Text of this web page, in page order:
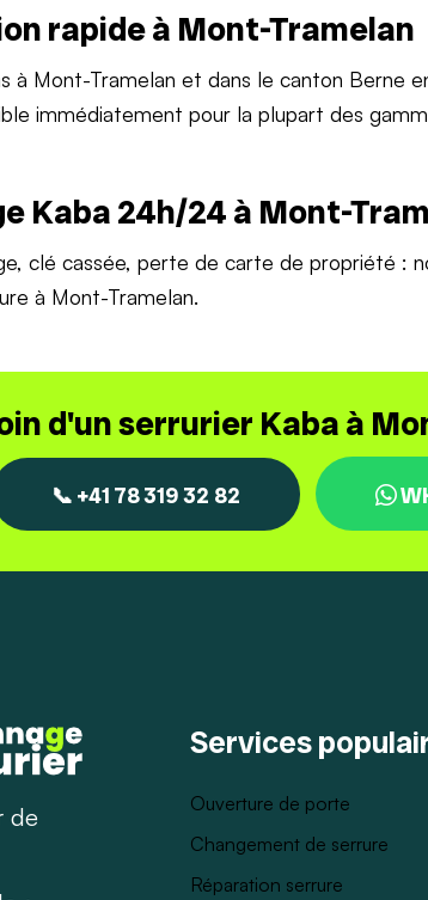
rapide à Mont-Tramelan
à Mont-Tramelan et dans le canton Berne
immédiatement pour la plupart des
Kaba 24h/24 à Mont-
clé cassée, perte de carte de propriété :
à Mont-Tramelan.
d'un serrurier Kaba à
📞 +41 78 319 32 82
de
Services
Ouverture de porte
Changement de serrure
Réparation serrure